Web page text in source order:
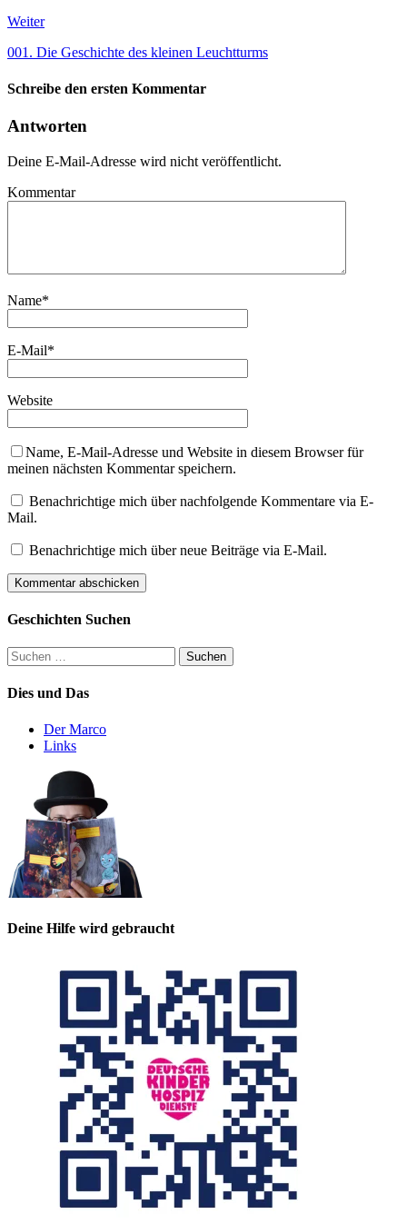
Weiter
001. Die Geschichte des kleinen Leuchtturms
Schreibe den ersten Kommentar
Antworten
Deine E-Mail-Adresse wird nicht veröffentlicht.
Kommentar
Name*
E-Mail*
Website
Name, E-Mail-Adresse und Website in diesem Browser für
meinen nächsten Kommentar speichern.
Benachrichtige mich über nachfolgende Kommentare via E-
Mail.
Benachrichtige mich über neue Beiträge via E-Mail.
Geschichten Suchen
Suchen
nach:
Dies und Das
Der Marco
Links
Deine Hilfe wird gebraucht